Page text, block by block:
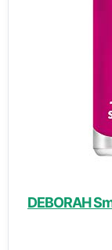
DEBORAH